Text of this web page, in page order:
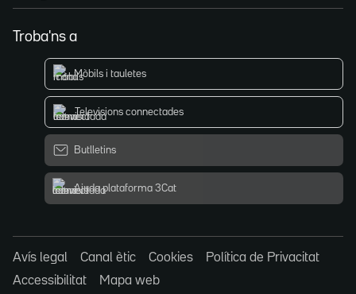
Troba'ns a
Mòbils i tauletes
Televisions connectades
Butlletins
Ajuda plataforma 3Cat
Avís legal Canal ètic Cookies
Política de Privacitat
Accessibilitat
Mapa web